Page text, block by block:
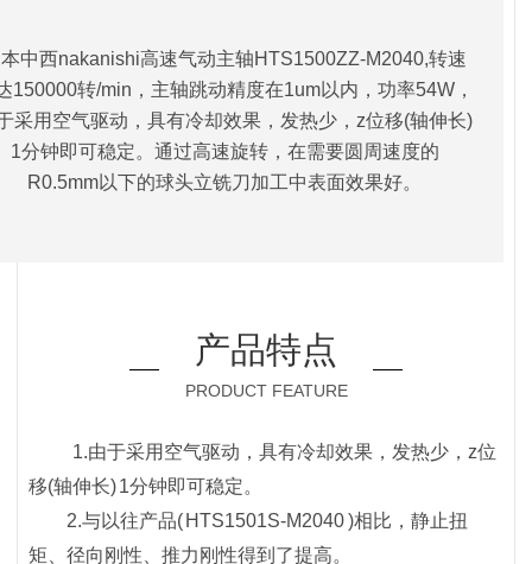
中西nakanishi高速气动主轴HTS1500ZZ-M2040,转速
150000转/min，主轴跳动精度在1um以内，功率54W，
采用空气驱动，具有冷却效果，发热少，z位移(轴伸长)
1分钟即可稳定。通过高速旋转，在需要圆周速度的
R0.5mm以下的球头立铣刀加工中表面效果好。
产品特点
PRODUCT FEATURE
1.由于采用空气驱动，具有冷却效果，发热少，z位
移(轴伸长) 1分钟即可稳定。
2.与以往产品( HTS1501S-M2040 )相比，静止扭
矩、径向刚性、推力刚性得到了提高。